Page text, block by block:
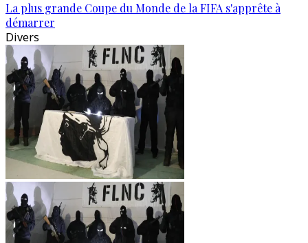
La plus grande Coupe du Monde de la FIFA s'apprête à
démarrer
Divers